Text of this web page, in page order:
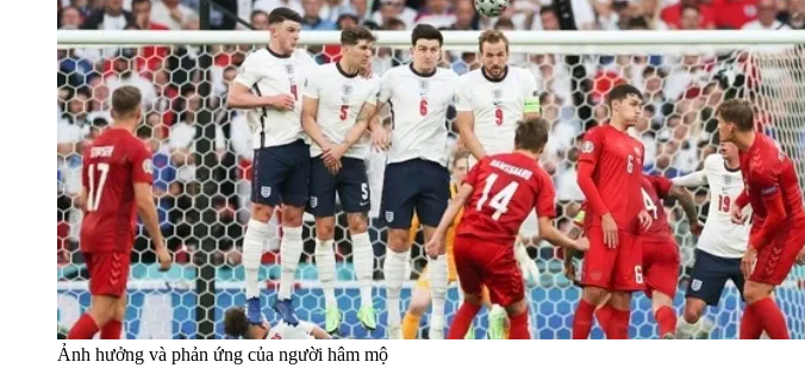
Ảnh hưởng và phản ứng của người hâm mộ